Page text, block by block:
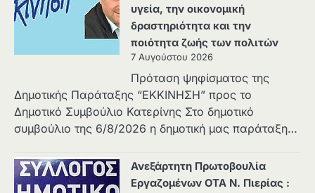
υγεία, την οικονομική
δραστηριότητα και την
ποιότητα ζωής των πολιτών
7 Αυγούστου 2026
Πρόταση ψηφίσματος της
Δημοτικής Παράταξης “ΕΚΚΙΝΗΣΗ” προς το
Δημοτικό Συμβούλιο Κατερίνης Στο δημοτικό
συμβούλιο της 6/8/2026 η δημοτική μας παράταξη…
Ανεξάρτητη Πρωτοβουλία
Εργαζομένων ΟΤΑ Ν. Πιερίας :